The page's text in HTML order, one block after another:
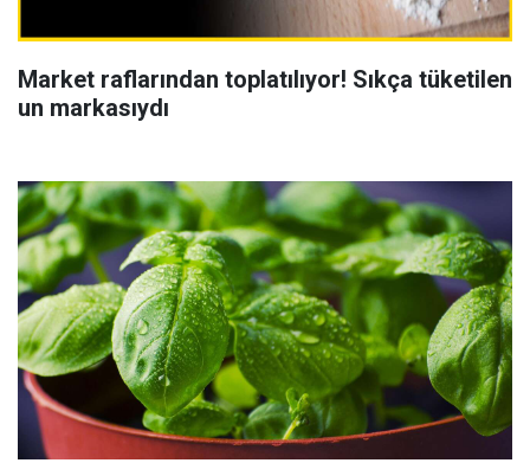
Market raflarından toplatılıyor! Sıkça tüketilen
un markasıydı